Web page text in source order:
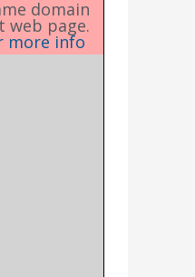
domain
web page.
more info